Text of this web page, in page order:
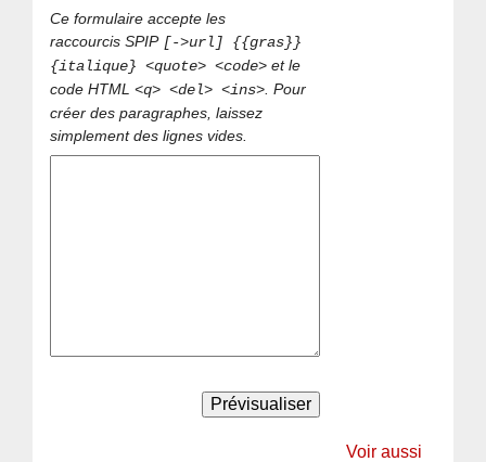
Ce formulaire accepte les
raccourcis SPIP [->url] {{gras}}
{italique} <quote> <code> et le
code HTML<q> <del> <ins> . Pour
créer des paragraphes, laissez
simplement des lignes vides.
Voir aussi